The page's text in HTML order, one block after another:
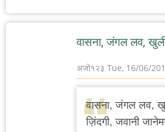
वासना, जंगल लव,
अजो१२३ Tue, 16/06/
वासना, जंगल लव,
ज़िंदगी, जवानी